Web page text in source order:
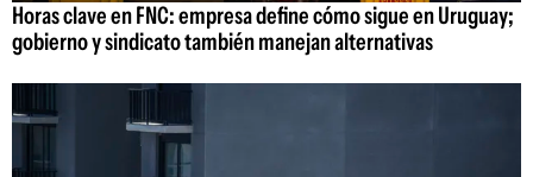
Horas clave en FNC: empresa define cómo sigue en Uruguay;
gobierno y sindicato también manejan alternativas